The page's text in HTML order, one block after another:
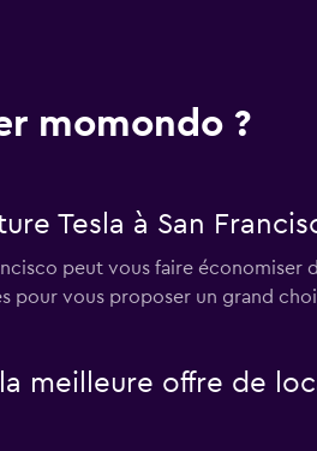
momondo ?
Tesla à San
peut vous faire économiser
pour vous proposer un grand
meilleure offre de